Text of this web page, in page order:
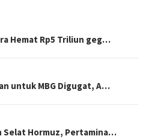
Hemat Rp5 Triliun geg…
untuk MBG Digugat, A…
Selat Hormuz, Pertamina…